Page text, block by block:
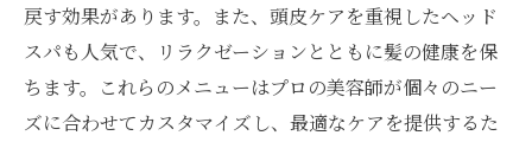
戻す効果があります。また、頭皮ケアを重視したヘッド
スパも人気で、リラクゼーションとともに髪の健康を保
ちます。これらのメニューはプロの美容師が個々のニー
ズに合わせてカスタマイズし、最適なケアを提供するた